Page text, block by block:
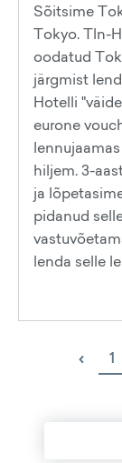
Sõitsime
Tokyo. Tln-
oodatud
järgmist
Hotelli
eurone
hiljem. 3-
ja
pidanud
lenda selle
‹ 1